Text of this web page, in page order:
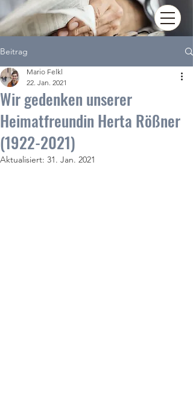
Beitrag
Wir gedenken unserer
Heimatfreundin Herta Rößner
(1922-2021)
Mario Felkl
22. Jan. 2021
Aktualisiert: 31. Jan. 2021